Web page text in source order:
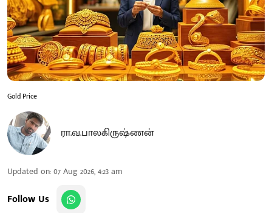
Gold Price
ரா.வ.பாலகிருஷ்ணன்
Updated on:07 Aug 2026, 4:23 am
Follow Us